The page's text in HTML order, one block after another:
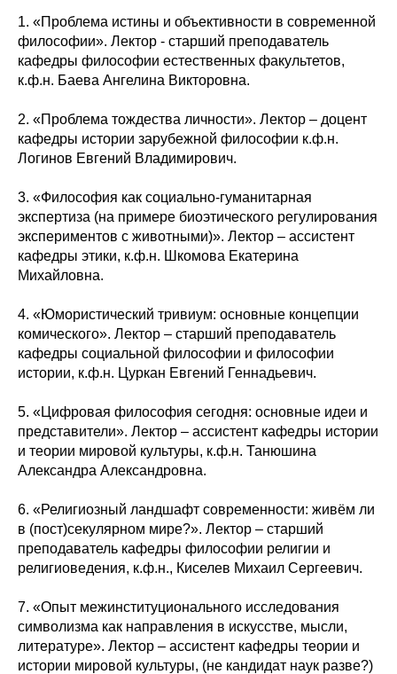
1. «Проблема истины и объективности в современной
философии». Лектор - старший преподаватель
кафедры философии естественных факультетов,
к.ф.н. Баева Ангелина Викторовна.
2. «Проблема тождества личности». Лектор – доцент
кафедры истории зарубежной философии к.ф.н.
Логинов Евгений Владимирович.
3. «Философия как социально-гуманитарная
экспертиза (на примере биоэтического регулирования
экспериментов с животными)». Лектор – ассистент
кафедры этики, к.ф.н. Шкомова Екатерина
Михайловна.
4. «Юмористический тривиум: основные концепции
комического». Лектор – старший преподаватель
кафедры социальной философии и философии
истории, к.ф.н. Цуркан Евгений Геннадьевич.
5. «Цифровая философия сегодня: основные идеи и
представители». Лектор – ассистент кафедры истории
и теории мировой культуры, к.ф.н. Танюшина
Александра Александровна.
6. «Религиозный ландшафт современности: живём ли
в (пост)секулярном мире?». Лектор – старший
преподаватель кафедры философии религии и
религиоведения, к.ф.н., Киселев Михаил Сергеевич.
7. «Опыт межинституционального исследования
символизма как направления в искусстве, мысли,
литературе». Лектор – ассистент кафедры теории и
истории мировой культуры, (не кандидат наук разве?)